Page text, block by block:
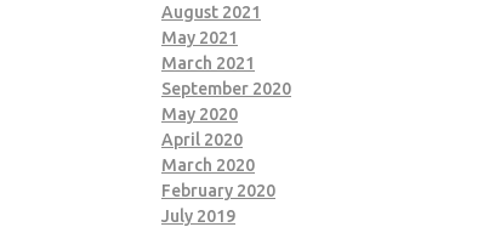
August 2021
May 2021
March 2021
September 2020
May 2020
April 2020
March 2020
February 2020
July 2019